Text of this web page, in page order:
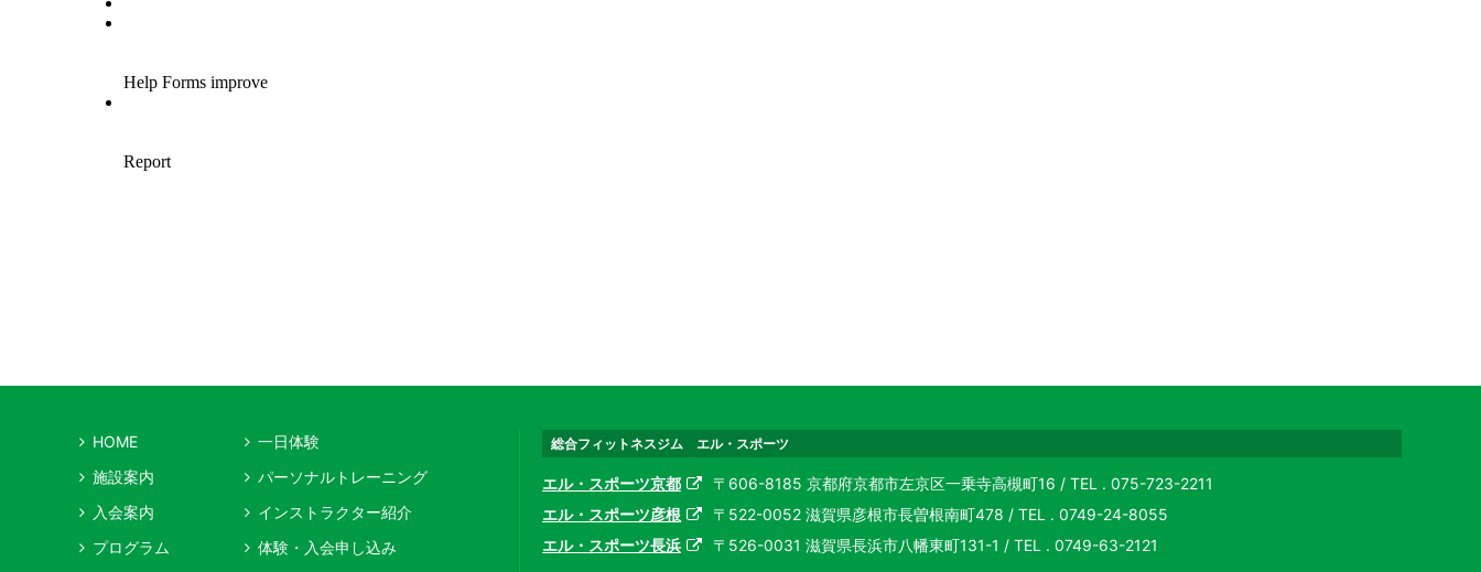
総合フィットネスジム エル・スポーツ
エル・スポーツ京都
〒606-8185 京都府京都市左京区一乗寺高槻町16 / TEL . 075-723-2211
エル・スポーツ彦根
〒522-0052 滋賀県彦根市長曽根南町478 / TEL . 0749-24-8055
エル・スポーツ長浜
〒526-0031 滋賀県長浜市八幡東町131-1 / TEL . 0749-63-2121
HOME
施設案内
入会案内
プログラム
一日体験
パーソナルトレーニング
インストラクター紹介
体験・入会申し込み